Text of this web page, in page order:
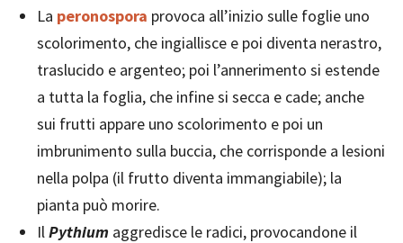
La peronospora provoca all’inizio sulle foglie uno
scolorimento, che ingiallisce e poi diventa nerastro,
traslucido e argenteo; poi l’annerimento si estende
a tutta la foglia, che infine si secca e cade; anche
sui frutti appare uno scolorimento e poi un
imbrunimento sulla buccia, che corrisponde a lesioni
nella polpa (il frutto diventa immangiabile); la
pianta può morire.
Il Pythium aggredisce le radici, provocandone il